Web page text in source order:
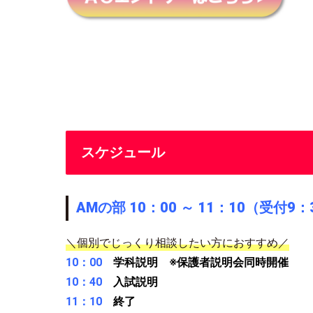
スケジュール
AMの部 10：00 ～ 11：10（受付9
＼個別でじっくり相談したい方におすすめ／
10：00
学科説明 ※保護者説明会同時開催
10：40
入試説明
11：10 終了